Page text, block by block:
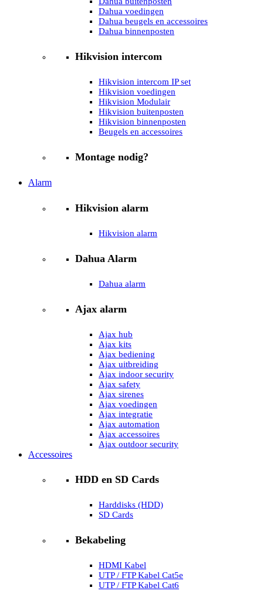
Dahua voedingen
Dahua beugels en accessoires
Dahua binnenposten
Hikvision intercom
Hikvision intercom IP set
Hikvision voedingen
Hikvision Modulair
Hikvision buitenposten
Hikvision binnenposten
Beugels en accessoires
Montage nodig?
Alarm
Hikvision alarm
Hikvision alarm
Dahua Alarm
Dahua alarm
Ajax alarm
Ajax hub
Ajax kits
Ajax bediening
Ajax uitbreiding
Ajax indoor security
Ajax safety
Ajax sirenes
Ajax voedingen
Ajax integratie
Ajax automation
Ajax accessoires
Ajax outdoor security
Accessoires
HDD en SD Cards
Harddisks (HDD)
SD Cards
Bekabeling
HDMI Kabel
UTP / FTP Kabel Cat5e
UTP / FTP Kabel Cat6